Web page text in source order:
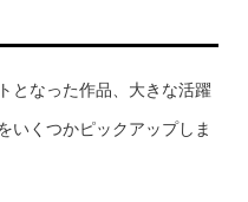
となった作品、大きな活躍
いくつかピックアップしま